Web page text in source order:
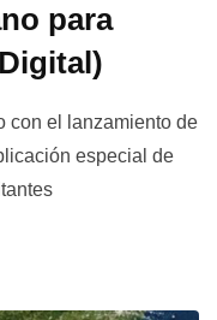
para
con el lanzamiento de
especial de